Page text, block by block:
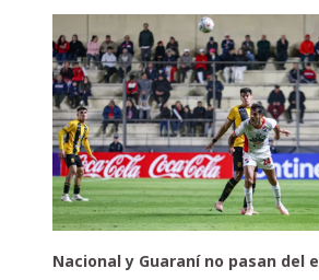
Nacional y Guaraní no pasan del